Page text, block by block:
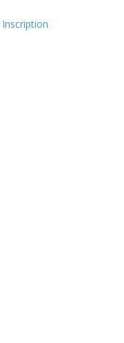
Inscription